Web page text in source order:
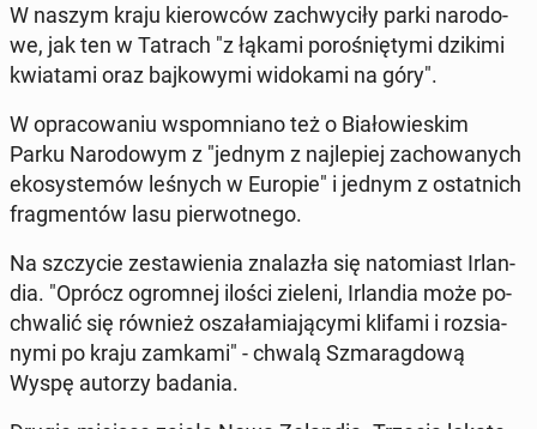
W naszym kraju kie­row­ców za­chwy­ci­ły parki na­ro­do­
we, jak ten w Tatrach "z łąkami po­ro­śnię­ty­mi dzikimi
kwia­ta­mi oraz baj­ko­wy­mi wi­do­ka­mi na góry".
W opra­co­wa­niu wspo­mnia­no też o Bia­ło­wie­skim
Parku Na­ro­do­wym z "jednym z naj­le­piej za­cho­wa­nych
eko­sys­te­mów leśnych w Europie" i jednym z ostat­nich
frag­men­tów lasu pier­wot­ne­go.
Na szczy­cie ze­sta­wie­nia zna­la­zła się na­to­miast Ir­lan­
dia. "Oprócz ogrom­nej ilości zieleni, Ir­lan­dia może po­
chwa­lić się również osza­ła­mia­ją­cy­mi klifami i roz­sia­
ny­mi po kraju zamkami" - chwalą Szma­rag­do­wą
Wyspę autorzy badania.